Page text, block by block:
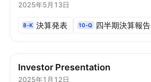
2025年5月13日
8-K 決算発表 10-Q 四半期決算報告
Investor Presentation
2025年1月12日